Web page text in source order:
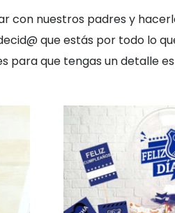
con nuestros padres y
que estás por todo lo
para que tengas un detalle